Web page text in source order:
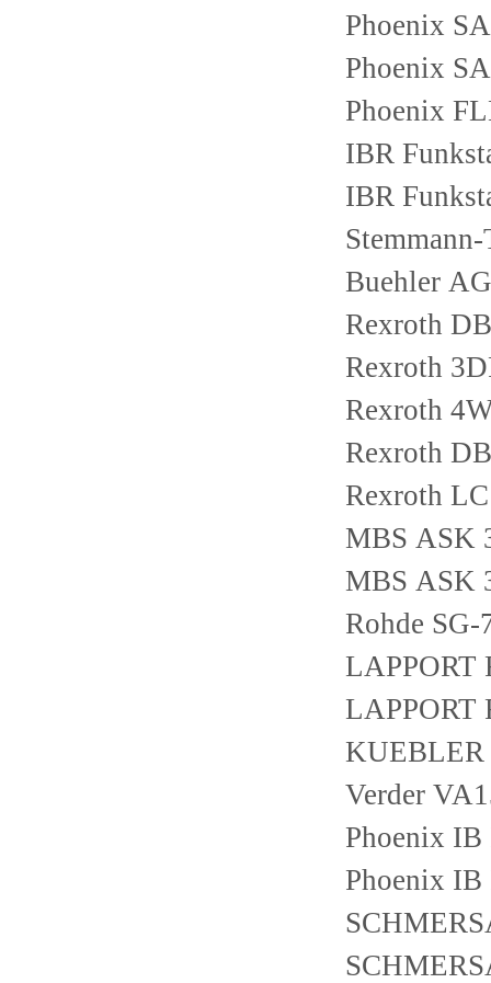
Phoenix
Phoenix
Phoenix
IBR
IBR
Buehler
Rexroth
Rexroth
Rexroth
Rexroth
Rexroth
MBS ASK
MBS ASK
Rohde SG-
LAPPORT
LAPPORT
KUEBLER
Verder
Phoenix
Phoenix IB